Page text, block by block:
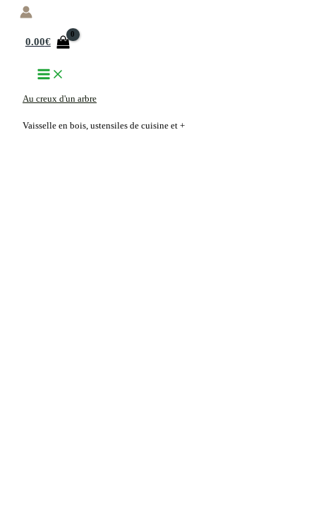
Aller
0.00€
Au creux d'un arbre
Vaisselle en bois, ustensiles de cuisine et +